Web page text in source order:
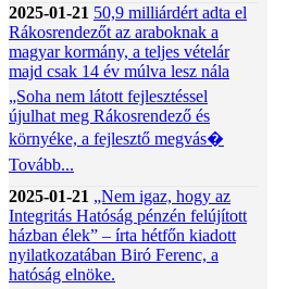
2025-01-21 50,9 milliárdért adta el
Rákosrendezőt az araboknak a
magyar kormány, a teljes vételár
majd csak 14 év múlva lesz nála
„Soha nem látott fejlesztéssel
újulhat meg Rákosrendező és
környéke, a fejlesztő megvás�
Tovább...
2025-01-21 „Nem igaz, hogy az
Integritás Hatóság pénzén felújított
házban élek” – írta hétfőn kiadott
nyilatkozatában Biró Ferenc, a
hatóság elnöke.